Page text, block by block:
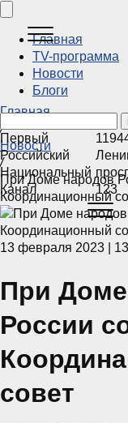
Главная
ТV-программа
Новости
Блоги
Первый
Российский
Национальный
Канал
123
Главная
/
Новости
/
При Доме народов
Координационный
13 февраля 2023 |
При
России
совет